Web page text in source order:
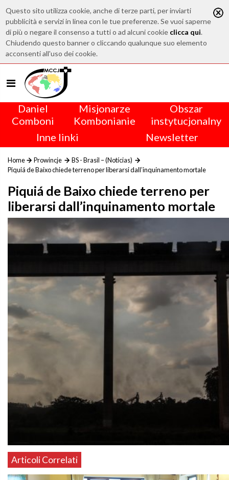
Questo sito utilizza cookie, anche di terze parti, per inviarti
pubblicità e servizi in linea con le tue preferenze. Se vuoi saperne
di più o negare il consenso a tutti o ad alcuni cookie clicca qui.
Chiudendo questo banner o cliccando qualunque suo elemento
acconsenti all'uso dei cookie.
Daniel
Comboni
Misjonarze
Kombonianie
Obszar
instytucjonalny
Inne linki
Newsletter
Home Prowincje
BS - Brasil – (Notícias)
Piquiá de Baixo chiede terreno per liberarsi dall’inquinamento mortale
Piquiá de Baixo chiede terreno per
liberarsi dall’inquinamento mortale
Articoli Correlati